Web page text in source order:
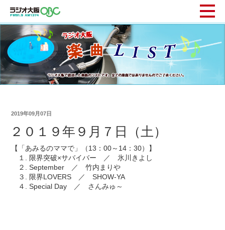
2019年09月07日
２０１９年９月７日（土）
【「あみるのママで」（13：00～14：30）】
１. 限界突破×サバイバー ／ 氷川きよし
２. September ／ 竹内まりや
３. 限界LOVERS ／ SHOW-YA
４. Special Day ／ さんみゅ～